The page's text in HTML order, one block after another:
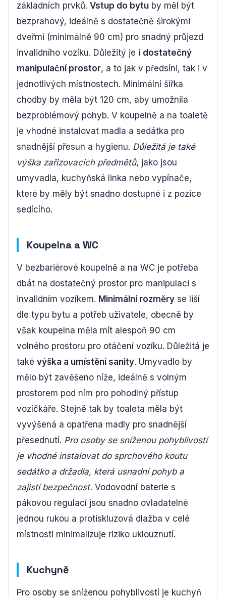
základních prvků. Vstup do bytu by měl být
bezprahový, ideálně s dostatečně širokými
dveřmi (minimálně 90 cm) pro snadný průjezd
invalidního vozíku. Důležitý je i dostatečný
manipulační prostor, a to jak v předsíni, tak i v
jednotlivých místnostech. Minimální šířka
chodby by měla být 120 cm, aby umožnila
bezproblémový pohyb. V koupelně a na toaletě
je vhodné instalovat madla a sedátka pro
snadnější přesun a hygienu. Důležitá je také
výška zařizovacích předmětů, jako jsou
umyvadla, kuchyňská linka nebo vypínače,
které by měly být snadno dostupné i z pozice
sedícího.
Koupelna a WC
V bezbariérové koupelně a na WC je potřeba
dbát na dostatečný prostor pro manipulaci s
invalidním vozíkem. Minimální rozměry se liší
dle typu bytu a potřeb uživatele, obecně by
však koupelna měla mít alespoň 90 cm
volného prostoru pro otáčení vozíku. Důležitá je
také výška a umístění sanity. Umyvadlo by
mělo být zavěšeno níže, ideálně s volným
prostorem pod ním pro pohodlný přístup
vozíčkáře. Stejně tak by toaleta měla být
vyvýšená a opatřena madly pro snadnější
přesednutí. Pro osoby se sníženou pohyblivostí
je vhodné instalovat do sprchového koutu
sedátko a držadla, která usnadní pohyb a
zajistí bezpečnost. Vodovodní baterie s
pákovou regulací jsou snadno ovladatelné
jednou rukou a protiskluzová dlažba v celé
místnosti minimalizuje riziko uklouznutí.
Kuchyně
Pro osoby se sníženou pohyblivostí je kuchyň